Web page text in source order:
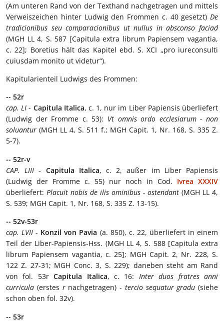
(Am unteren Rand von der Texthand nachgetragen und mittels
Verweiszeichen hinter Ludwig den Frommen c. 40 gesetzt) De
tradicionibus seu comparacionibus ut nullus in absconso faciad
(MGH LL 4, S. 587 [Capitula extra librum Papiensem vagantia,
c. 22]; Boretius hält das Kapitel ebd. S. XCI „pro iureconsulti
cuiusdam monito ut videtur“).
Kapitularienteil Ludwigs des Frommen:
-- 52r
cap. LI - Capitula Italica, c. 1, nur im Liber Papiensis überliefert
(Ludwig der Fromme c. 53): Vt omnis ordo ecclesiarum - non
soluantur (MGH LL 4, S. 511 f.; MGH Capit. 1, Nr. 168, S. 335 Z.
5-7).
-- 52r-v
CAP. LIII - Capitula Italica, c. 2, außer im Liber Papiensis
(Ludwig der Fromme c. 55) nur noch in Cod. Ivrea XXXIV
überliefert: Placuit nobis de ilis ominibus - ostendant (MGH LL 4,
S. 539; MGH Capit. 1, Nr. 168, S. 335 Z. 13-15).
-- 52v-53r
cap. LVII - Konzil von Pavia (a. 850), c. 22, überliefert in einem
Teil der Liber-Papiensis-Hss. (MGH LL 4, S. 588 [Capitula extra
librum Papiensem vagantia, c. 25]; MGH Capit. 2, Nr. 228, S.
122 Z. 27-31; MGH Conc. 3, S. 229); daneben steht am Rand
von fol. 53rCapitula Italica, c. 16: Inter duos fratres anni
curricula (erstes rnachgetragen) - tercio sequatur gradu (siehe
schon oben fol. 32v).
-- 53r